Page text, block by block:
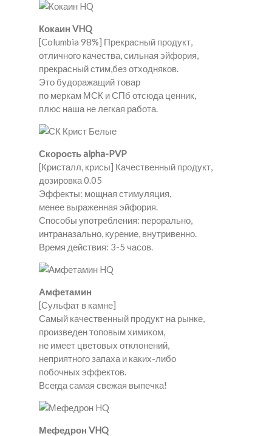
Кокаин VHQ
[Columbia 98%] Прекрасный продукт,
отличного качества, сильная эйфория,
прекрасный стим,без отходняков.
Это будоражащий товар
по меркам МСК и СПб отсюда ценник,
плюс наша не легкая работа.
Скорость alpha-PVP
[Кристалл, крисы] Качественный продукт,
дозировка 0.05
Эффекты: мощная стимуляция,
менее выраженная эйфория.
Способы употребления: перорально,
интраназально, курение, внутривенно.
Время действия: 3-5 часов.
Амфетамин
[Сульфат в камне]
Самый качественный продукт на рынке,
произведен топовым химиком,
не имеет цветовых отклонений,
неприятного запаха и каких-либо
побочных эффектов.
Всегда самая свежая выпечка!
Мефедрон VHQ